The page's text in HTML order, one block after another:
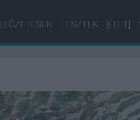
ELŐZETESEK TESZTEK [ÉLET]